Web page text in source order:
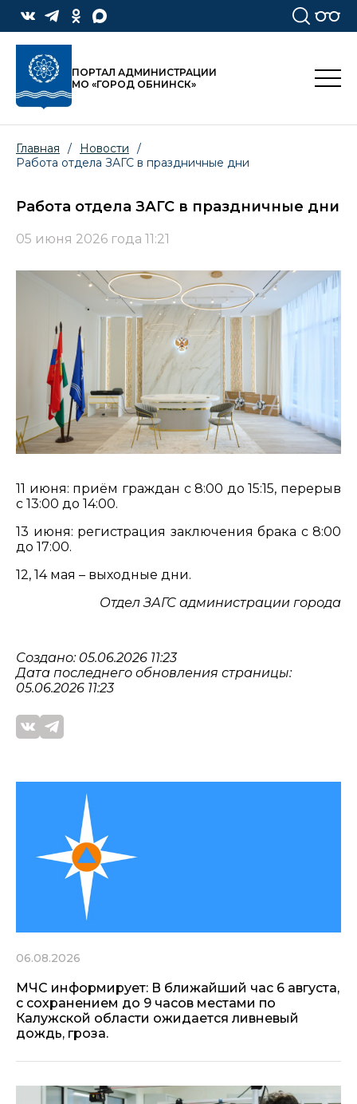
ПОРТАЛ АДМИНИСТРАЦИИ
МО «ГОРОД ОБНИНСК»
Главная / Новости
/
Работа отдела ЗАГС в праздничные дни
Работа отдела ЗАГС в праздничные дни
05 июня 2026 года 11:21
11 июня: приём граждан с 8:00 до 15:15, перерыв
с 13:00 до 14:00.
13 июня: регистрация заключения брака с 8:00
до 17:00.
12, 14 мая – выходные дни.
Отдел ЗАГС администрации города
Создано: 05.06.2026 11:23
Дата последнего обновления страницы:
05.06.2026 11:23
06.08.2026
МЧС информирует: В ближайший час 6 августа,
с сохранением до 9 часов местами по
Калужской области ожидается ливневый
дождь, гроза.